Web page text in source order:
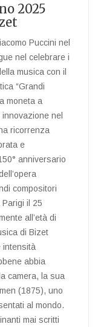
2025
Puccini nel
nel celebrare i
musica con il
“Grandi
moneta a
nel
ricorrenza
e
anniversario
compositori
il 25
all’età di
di Bizet
intensità
abbia
camera, la sua
(1875), uno
al mondo.
mai scritti